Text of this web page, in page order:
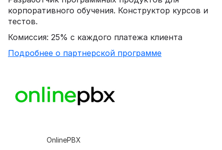
корпоративного обучения. Конструктор курсов и
тестов.
Комиссия: 25% с каждого платежа клиента
Подробнее о партнерской программе
OnlinePBX